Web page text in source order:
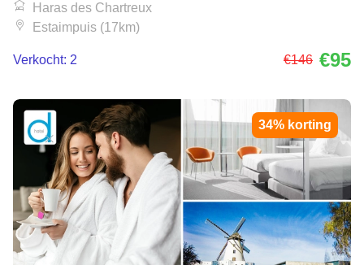
Haras des Chartreux
Estaimpuis (17km)
Verkocht: 2 €146 €95
34% korting